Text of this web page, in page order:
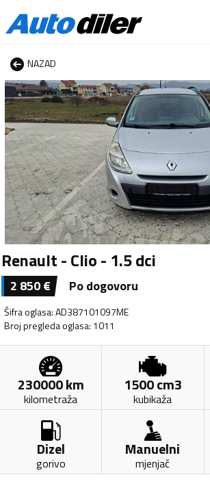
NAZAD
Renault - Clio - 1.5 dci
2 850€ Po dogovoru
Šifra oglasa:AD387101097ME
Broj pregleda oglasa: 1011
230000km
kilometraža
1500cm3
kubikaža
Dizel
gorivo
Manuelni
mjenjač